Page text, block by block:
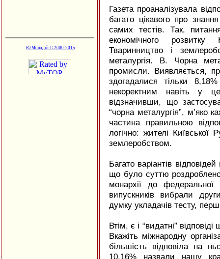
Ю.Молодій © 2000-2015
Газета проаналізувала
багато цікавого про
самих тестів. Так,
економічного
Тваринництво і
металургія. В. Чорна
промисли. Виявляється,
здогадалися тільки
некоректним навіть у
відзначивши, що
“чорна металургія”, м’яко
частина правильною
логічно: жителі Київської
землеробством.
Багато варіантів
що було суттю
монархії до
випускників вибрали
думку укладачів тесту,
Втім, є і “видатні”
Вкажіть міжнародну
більшість відповіла на
10,16% назвали нашу